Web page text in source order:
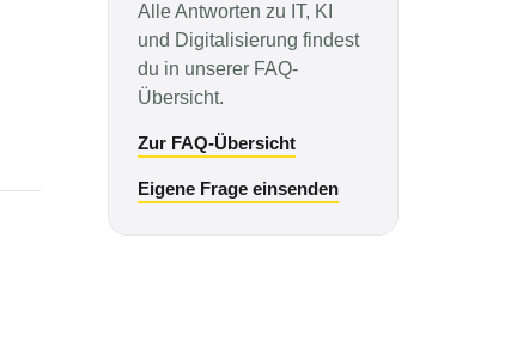
Alle Antworten zu IT, KI
und Digitalisierung findest
du in unserer FAQ-
Übersicht.
Zur FAQ-Übersicht
Eigene Frage einsenden